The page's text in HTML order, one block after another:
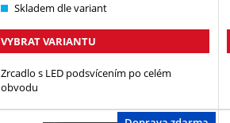
Skladem dle variant
VYBRAT VARIANTU
Zrcadlo s LED podsvícením po celém
obvodu